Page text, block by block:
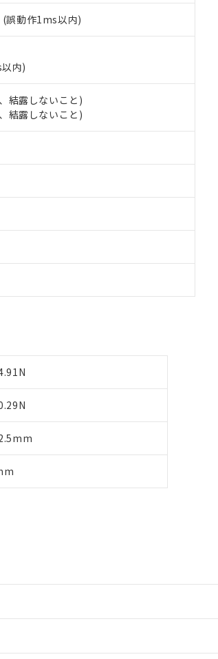
誤動作1ms以内)
内)
結露しないこと)
結露しないこと)
価格はお客様のお取引先、またはお客様担当
い。
当社販売拠点は「販売ネットワーク
」をご
果を当社の事前の承諾なく第三者に漏洩また
ト作成サービス）をご利用いただくには、I-
で当社にご登録された部品リストについて、
に関するお客様との取引・商談に必要な範囲
り、予定月が前後することがあります。
ド
ドすることができます。
有証明書
）
を証明するもので、過去に遡って非含有を証
ステル類４物質の対応では、対応完了までの
べてが基準値以下であることを示します。
て有害物質が外部に漏えいし、環境に深刻な
門へお問い合わせください。
ん。
に販売する場合は、上記1、2および3の内容を
販売に係わる関係者が違法に輸出するおそれ
合意する
在庫あり
況については、お客様のお取引先、またはお
員にご確認ください)
庫状況の情報を公開していない機種